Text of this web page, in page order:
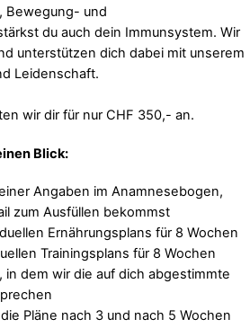
Bewegung- und
du auch dein Immunsystem. Wir
unterstützen dich dabei mit unserem
Leidenschaft.
wir dir für nur CHF 350,- an.
Blick:
Angaben im Anamnesebogen,
zum Ausfüllen bekommst
Ernährungsplans für 8 Wochen
Trainingsplans für 8 Wochen
in dem wir die auf dich abgestimmte
Pläne nach 3 und nach 5 Wochen